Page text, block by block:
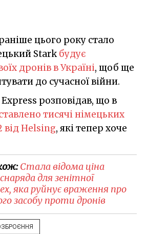
цього року стало
Starkбудує
дронів в Україні, щоб ще
до сучасної війни.
розповідав, що в
тисячі німецьких
від Helsing, які тепер хоче
Стала відома ціна
для зенітної
яка руйнує враження про
засобу проти дронів